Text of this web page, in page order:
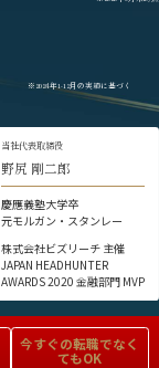
※2024年1-12月の実績に基づく
当社代表取締役
野尻 剛二郎
慶應義塾大学卒
元モルガン・スタンレー
株式会社ビズリーチ 主催
JAPAN HEADHUNTER
AWARDS 2020 金融部門 MVP
今すぐの転職でなく
てもOK